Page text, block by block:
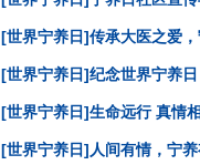
[世界宁养日]传承大医之爱
[世界宁养日]纪念世界宁养
[世界宁养日]生命远行 真情
[世界宁养日]人间有情，宁